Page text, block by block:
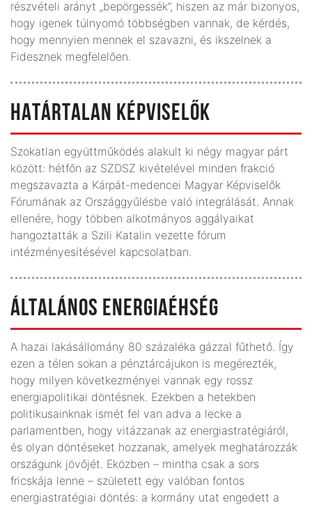
részvételi arányt „bepörgessék”, hiszen az már bizonyos,
hogy igenek túlnyomó többségben vannak, de kérdés,
hogy mennyien mennek el szavazni, és ikszelnek a
Fidesznek megfelelően.
HATÁRTALAN KÉPVISELŐK
Szokatlan együttműködés alakult ki négy magyar párt
között: hétfőn az SZDSZ kivételével minden frakció
megszavazta a Kárpát-medencei Magyar Képviselők
Fórumának az Országgyűlésbe való integrálását. Annak
ellenére, hogy többen alkotmányos aggályaikat
hangoztatták a Szili Katalin vezette fórum
intézményesítésével kapcsolatban.
ÁLTALÁNOS ENERGIAÉHSÉG
A hazai lakásállomány 80 százaléka gázzal fűthető. Így
ezen a télen sokan a pénztárcájukon is megérezték,
hogy milyen következményei vannak egy rossz
energiapolitikai döntésnek. Ezekben a hetekben
politikusainknak ismét fel van adva a lecke a
parlamentben, hogy vitázzanak az energiastratégiáról,
és olyan döntéseket hozzanak, amelyek meghatározzák
országunk jövőjét. Eközben – mintha csak a sors
fricskája lenne – született egy valóban fontos
energiastratégiai döntés: a kormány utat engedett a